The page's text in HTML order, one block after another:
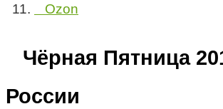
Ozon
Чёрная Пятница
России